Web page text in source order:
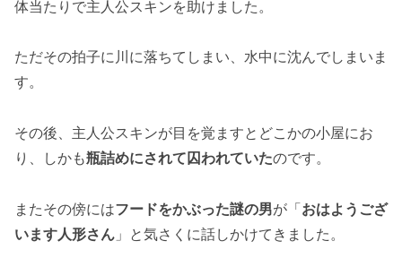
体当たりで主人公スキンを助けました。
ただその拍子に川に落ちてしまい、水中に沈んでしまいま
す。
その後、主人公スキンが目を覚ますとどこかの小屋にお
り、しかも瓶詰めにされて囚われていたのです。
またその傍にはフードをかぶった謎の男が「おはようござ
います人形さん 」と気さくに話しかけてきました。